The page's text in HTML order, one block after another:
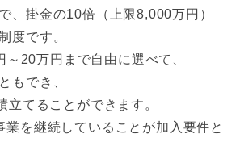
、掛金の10倍（上限8,000万円）
度です。
20万円まで自由に選べて、
もでき、
立てることができます。
業を継続していることが加入要件と